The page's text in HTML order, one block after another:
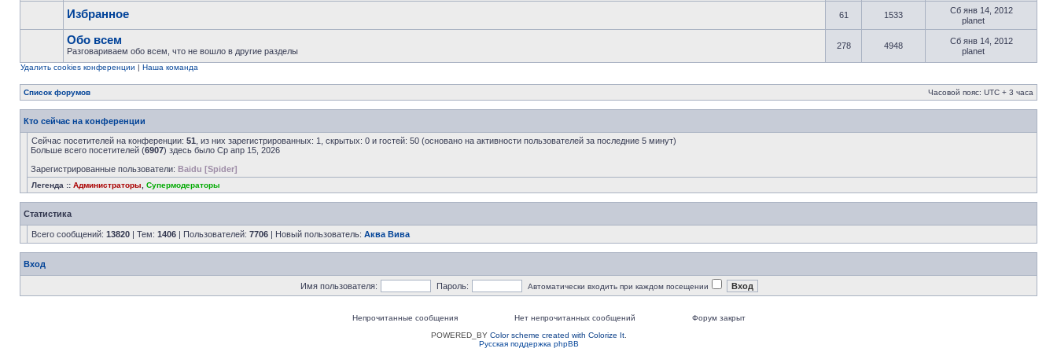
Избранное 61 1533
Сб янв 14, 2012
planet
Обо всем
Разговариваем обо всем, что не вошло в другие разделы
278 4948
Сб янв 14, 2012
planet
Удалить cookies конференции | Наша команда
Список форумов Часовой пояс: UTC + 3 часа
Кто сейчас на конференции
Сейчас посетителей на конференции: 51 , из них зарегистрированных: 1, скрытых: 0 и гостей: 50 (основано на активности пользователей за последние 5 минут)
Больше всего посетителей (6907) здесь было Ср апр 15, 2026
Зарегистрированные пользователи: Baidu [Spider]
Легенда :: Администраторы Супермодераторы
Статистика
Всего сообщений: 13820 | Тем: 1406 | Пользователей: 7706 | Новый пользователь: Аква Вива
Вход
Имя пользователя: Пароль: Автоматически входить при каждом посещении
Непрочитанные сообщения Нет непрочитанных сообщений
Форум закрыт
POWERED_BY Color scheme created with Colorize It.
Русская поддержка phpBB